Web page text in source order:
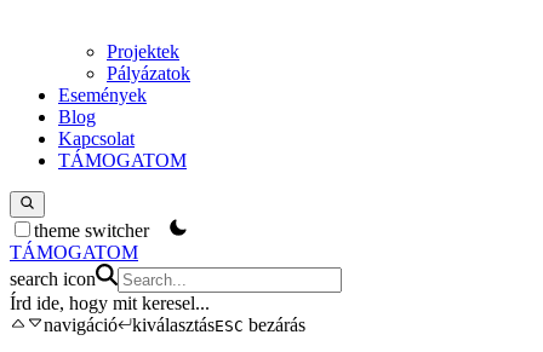
Projektek
Pályázatok
Események
Blog
Kapcsolat
TÁMOGATOM
theme switcher
TÁMOGATOM
search icon
Írd ide, hogy mit keresel...
navigáció
kiválasztásESC bezárás